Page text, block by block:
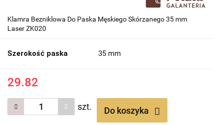
Klamra Bezniklowa Do Paska Męskiego Skórzanego 35 mm
Laser ZK020
Szerokość paska 35 mm
29.82
szt. Do koszyka